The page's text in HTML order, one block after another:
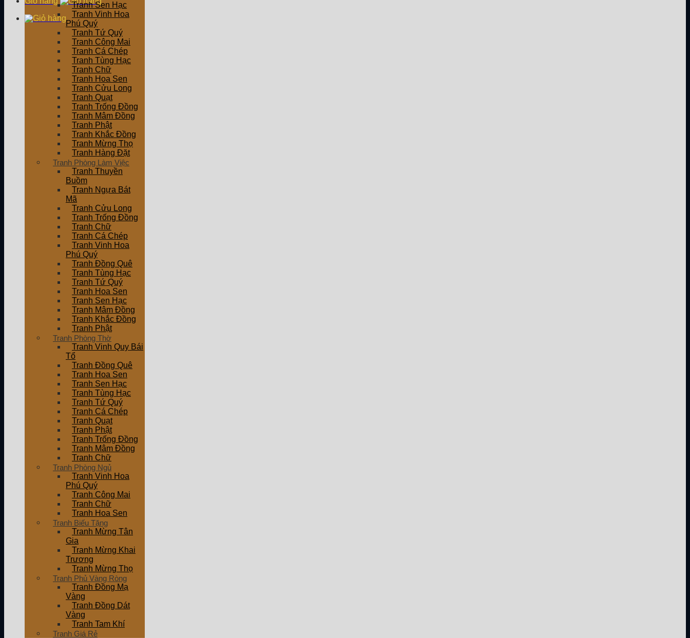
Tranh Sen Hạc
Tranh Vinh Hoa
Phú Quý
Tranh Tứ Quý
Tranh Công Mai
Tranh Cá Chép
Tranh Tùng Hạc
Tranh Chữ
Tranh Hoa Sen
Tranh Cửu Long
Tranh Quạt
Tranh Trống Đồng
Tranh Mâm Đồng
Tranh Phật
Tranh Khắc Đồng
Tranh Mừng Thọ
Tranh Hàng Đặt
Tranh Phòng Làm Việc
Tranh Thuyền
Buồm
Tranh Ngựa Bát
Mã
Tranh Cửu Long
Tranh Trống Đồng
Tranh Chữ
Tranh Cá Chép
Tranh Vinh Hoa
Phú Quý
Tranh Đồng Quê
Tranh Tùng Hạc
Tranh Tứ Quý
Tranh Hoa Sen
Tranh Sen Hạc
Tranh Mâm Đồng
Tranh Khắc Đồng
Tranh Phật
Tranh Phòng Thờ
Tranh Vinh Quy Bái
Tổ
Tranh Đồng Quê
Tranh Hoa Sen
Tranh Sen Hạc
Tranh Tùng Hạc
Tranh Tứ Quý
Tranh Cá Chép
Tranh Quạt
Tranh Phật
Tranh Trống Đồng
Tranh Mâm Đồng
Tranh Chữ
Tranh Phòng Ngủ
Tranh Vinh Hoa
Phú Quý
Tranh Công Mai
Tranh Chữ
Tranh Hoa Sen
Tranh Biếu Tặng
Tranh Mừng Tân
Gia
Tranh Mừng Khai
Trương
Tranh Mừng Thọ
Tranh Phủ Vàng Ròng
Tranh Đồng Mạ
Vàng
Tranh Đồng Dát
Vàng
Tranh Tam Khí
Tranh Giá Rẻ